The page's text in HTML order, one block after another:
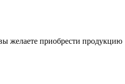
желаете приобрести продукцию